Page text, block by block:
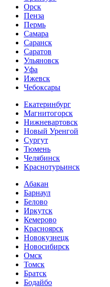
Орск
Пенза
Пермь
Самара
Саранск
Саратов
Ульяновск
Уфа
Ижевск
Чебоксары
Екатеринбург
Магнитогорск
Нижневартовск
Новый Уренгой
Сургут
Тюмень
Челябинск
Краснотурьинск
Абакан
Барнаул
Белово
Иркутск
Кемерово
Красноярск
Новокузнецк
Новосибирск
Омск
Томск
Братск
Бодайбо